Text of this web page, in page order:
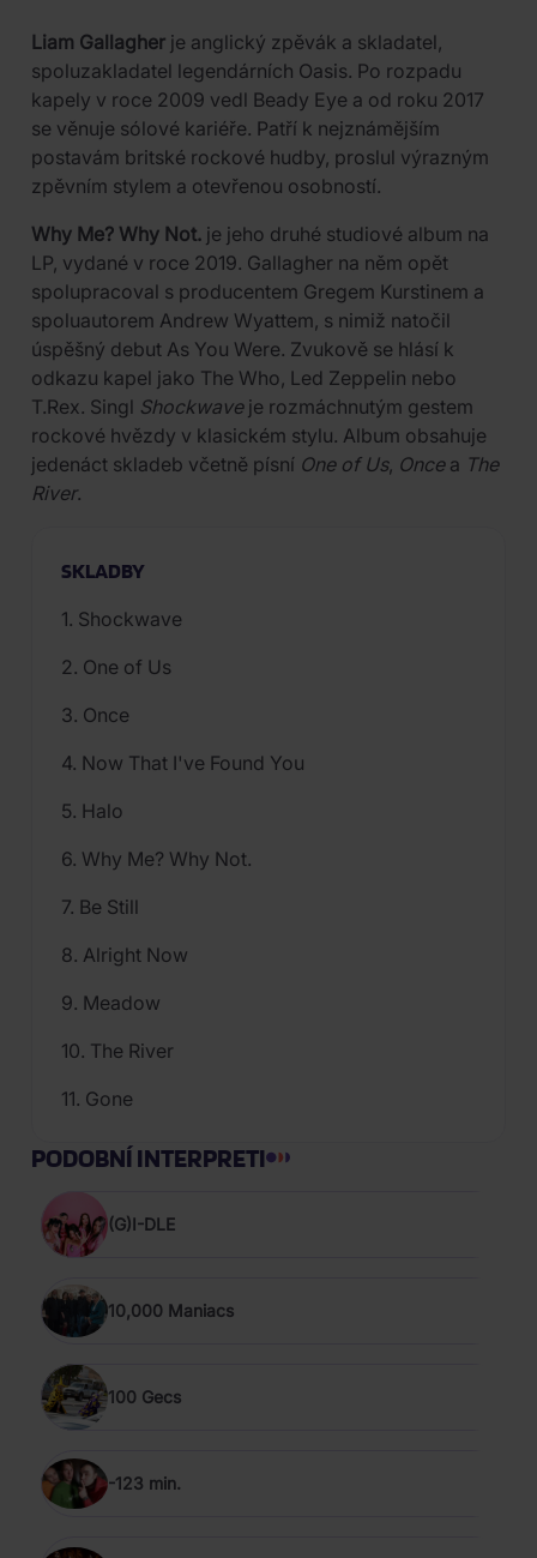
Liam Gallagher je anglický zpěvák a skladatel,
spoluzakladatel legendárních Oasis. Po rozpadu
kapely v roce 2009 vedl Beady Eye a od roku 2017
se věnuje sólové kariéře. Patří k nejznámějším
postavám britské rockové hudby, proslul výrazným
zpěvním stylem a otevřenou osobností.
Why Me? Why Not. je jeho druhé studiové album na
LP, vydané v roce 2019. Gallagher na něm opět
spolupracoval s producentem Gregem Kurstinem a
spoluautorem Andrew Wyattem, s nimiž natočil
úspěšný debut As You Were. Zvukově se hlásí k
odkazu kapel jako The Who, Led Zeppelin nebo
T.Rex. Singl Shockwaveje rozmáchnutým gestem
rockové hvězdy v klasickém stylu. Album obsahuje
jedenáct skladeb včetně písní One of Us, Oncea The
River.
SKLADBY
1. Shockwave
2. One of Us
3. Once
4. Now That I've Found You
5. Halo
6. Why Me? Why Not.
7. Be Still
8. Alright Now
9. Meadow
10. The River
11. Gone
PODOBNÍ INTERPRETI
(G)I-DLE
10,000 Maniacs
100 Gecs
-123 min.